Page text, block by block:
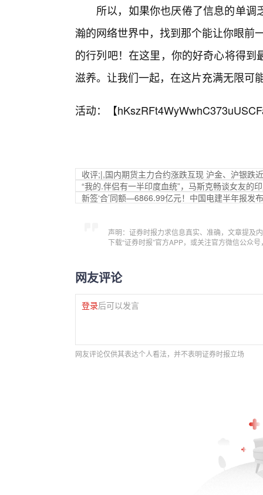
所以，如果你也厌倦了信息的单
瀚的网络世界中，找到那个能让你眼前
的行列吧！在这里，你的好奇心将得
滋养。让我们一起，在这片充满无限可
活动：【
收评;|,国内期货主力合约涨跌互现 沪金、沪银跌
“我的.伴侣有一半印度血统”，马斯克畅谈女友的
新签‘合’同额—6866.99亿元！中国电建半年报发
声明：证券时报力求信息真实、准确，文章提及
下载“证券时报”官方APP，或关注官方微信公众
网友评论
登录后可以发言
网友评论仅供其表达个人看法，并不表明证券时报立场